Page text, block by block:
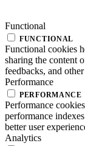
Functional
FUNCTIONAL
Functional cookies
sharing the content
feedbacks, and
Performance
PERFORMANCE
Performance
performance
better user
Analytics